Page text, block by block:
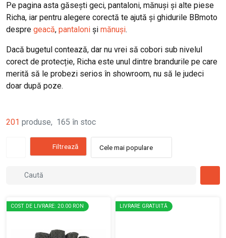
Pe pagina asta găsești geci, pantaloni, mănuși și alte piese
Richa, iar pentru alegere corectă te ajută și ghidurile BBmoto
despre geacă, pantaloni și mănuși.
Dacă bugetul contează, dar nu vrei să cobori sub nivelul
corect de protecție, Richa este unul dintre brandurile pe care
merită să le probezi serios în showroom, nu să le judeci
doar după poze.
201 produse, 165 în stoc
Filtrează Cele mai populare
COST DE LIVRARE: 20.00 RON LIVRARE GRATUITĂ